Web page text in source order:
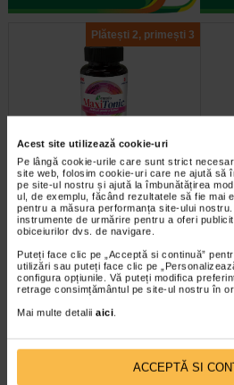
Acest site utilizează cookie-uri
Pe lângă cookie-urile care sunt strict
site web, folosim cookie-uri care ne ajută să
pe site-ul nostru și ajută la îmbunătățirea
ul, de exemplu, făcând rezultatele să fie mai
pentru a măsura performanța site-ului
instrumente de urmărire pentru a oferi
obiceiurilor dvs. de navigare.
Puteți face clic pe „Acceptă si continuă”
utilizări sau puteți face clic pe
configura opțiunile. Vă puteți modifica
retrage consimțământul pe site-ul nostru în
Mai multe detalii aici.
ACCEPTĂ SI
Plătești 2, primești 3
Maxitonic pentru femei, 60
jeleuri, BENESIO
Benesio MaxiTonic jeleuri pentru
femei este un supliment alimentar
sub forma de jeleuri cu aroma…
CELE MAI RECENTE ARTICOLE